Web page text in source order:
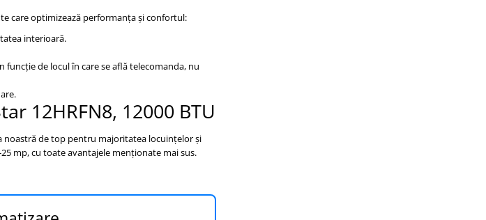
care optimizează performanța și confortul:
interioară.
de locul în care se află telecomanda, nu
12HRFN8, 12000 BTU
noastră de top pentru majoritatea locuințelor și
mp, cu toate avantajele menționate mai sus.